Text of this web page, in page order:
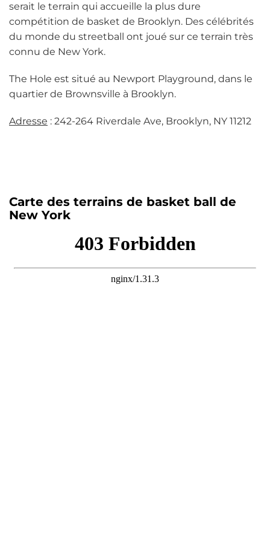
serait le terrain qui accueille la plus dure
compétition de basket de Brooklyn. Des célébrités
du monde du streetball ont joué sur ce terrain très
connu de New York.
The Hole est situé au Newport Playground, dans le
quartier de Brownsville à Brooklyn.
Adresse : 242-264 Riverdale Ave, Brooklyn, NY 11212
Carte des terrains de basket ball de
New York